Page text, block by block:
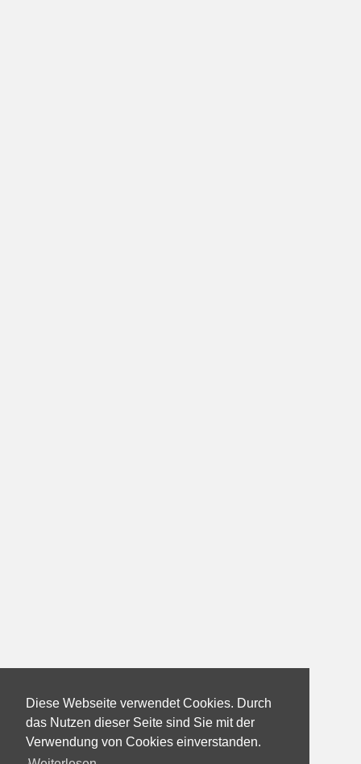
Diese Webseite verwendet Cookies. Durch
das Nutzen dieser Seite sind Sie mit der
Verwendung von Cookies einverstanden.